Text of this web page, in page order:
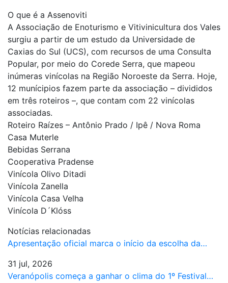
O que é a Assenoviti
A Associação de Enoturismo e Vitivinicultura dos Vales
surgiu a partir de um estudo da Universidade de
Caxias do Sul (UCS), com recursos de uma Consulta
Popular, por meio do Corede Serra, que mapeou
inúmeras vinícolas na Região Noroeste da Serra. Hoje,
12 munícipios fazem parte da associação – divididos
em três roteiros –, que contam com 22 vinícolas
associadas.
Roteiro Raízes – Antônio Prado / Ipê / Nova Roma
Casa Muterle
Bebidas Serrana
Cooperativa Pradense
Vinícola Olivo Ditadi
Vinícola Zanella
Vinícola Casa Velha
Vinícola D´Klóss
Notícias relacionadas
Apresentação oficial marca o início da escolha da…
31 jul, 2026
Veranópolis começa a ganhar o clima do 1º Festival…